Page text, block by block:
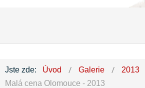
Jste zde: Úvod Galerie
2013
Malá cena Olomouce - 2013